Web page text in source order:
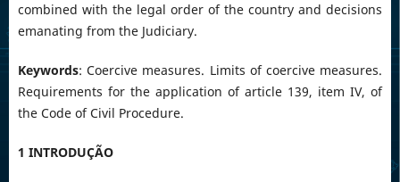
combined with the legal order of the country and decisions
emanating from the Judiciary.
Keywords: Coercive measures. Limits of coercive measures.
Requirements for the application of article 139, item IV, of
the Code of Civil Procedure.
1 INTRODUÇÃO